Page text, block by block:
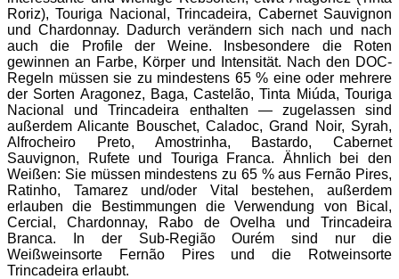
Roriz), Touriga Nacional, Trincadeira, Cabernet Sauvignon
und Chardonnay. Dadurch verändern sich nach und nach
auch die Profile der Weine. Insbesondere die Roten
gewinnen an Farbe, Körper und Intensität. Nach den DOC-
Regeln müssen sie zu mindestens 65 % eine oder mehrere
der Sorten Aragonez, Baga, Castelão, Tinta Miúda, Touriga
Nacional und Trincadeira enthalten — zugelassen sind
außerdem Alicante Bouschet, Caladoc, Grand Noir, Syrah,
Alfrocheiro Preto, Amostrinha, Bastardo, Cabernet
Sauvignon, Rufete und Touriga Franca. Ähnlich bei den
Weißen: Sie müssen mindestens zu 65 % aus Fernão Pires,
Ratinho, Tamarez und/oder Vital bestehen, außerdem
erlauben die Bestimmungen die Verwendung von Bical,
Cercial, Chardonnay, Rabo de Ovelha und Trincadeira
Branca. In der Sub-Região Ourém sind nur die
Weißweinsorte Fernão Pires und die Rotweinsorte
Trincadeira erlaubt.